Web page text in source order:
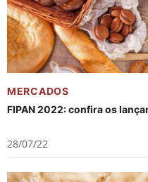
MERCADOS
FIPAN 2022: confira os
28/07/22